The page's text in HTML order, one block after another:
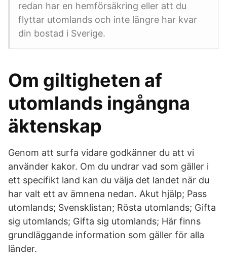
redan har en hemförsäkring eller att du
flyttar utomlands och inte längre har kvar
din bostad i Sverige.
Om giltigheten af
utomlands ingångna
äktenskap
Genom att surfa vidare godkänner du att vi
använder kakor. Om du undrar vad som gäller i
ett specifikt land kan du välja det landet när du
har valt ett av ämnena nedan. Akut hjälp; Pass
utomlands; Svensklistan; Rösta utomlands; Gifta
sig utomlands; Gifta sig utomlands; Här finns
grundläggande information som gäller för alla
länder.